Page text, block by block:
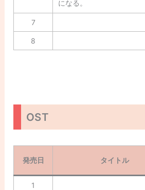
になる。
7
8
OST
発売日 タイトル
1